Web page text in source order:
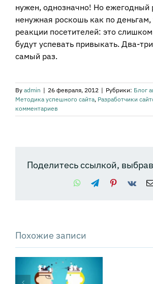
нужен, однозначно! Но ежегодный
ненужная роскошь как по деньгам,
реакции посетителей: это
будут успевать привыкать. Два-
самый раз.
By admin | 26 февраля, 2012 | Рубрики: Блог
Методика успешного сайта, Разработчики
комментариев
Поделитесь ссылкой,
WhatsApp
TelegramPinterest
Vk
Похожие записи